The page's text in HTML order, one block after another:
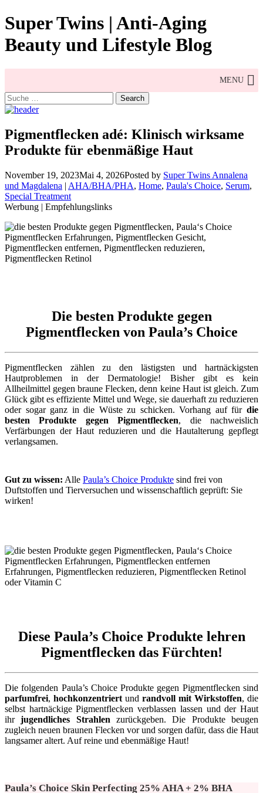
Skip
to
content
Super Twins | Anti-Aging
Beauty und Lifestyle Blog
MENU
Search
for:
Pigmentflecken adé: Klinisch wirksame
Produkte für ebenmäßige Haut
November 19, 2023Mai 4, 2026Posted by Super Twins Annalena
und Magdalena | AHA/BHA/PHA, Home, Paula's Choice, Serum,
Special Treatment
Werbung | Empfehlungslinks
Die besten Produkte gegen
Pigmentflecken von Paula’s Choice
Pigmentflecken zählen zu den lästigsten und hartnäckigsten
Hautproblemen in der Dermatologie! Bisher gibt es kein
Allheilmittel gegen braune Flecken, denn keine Haut ist gleich. Zum
Glück gibt es effiziente Mittel und Wege, sie dauerhaft zu reduzieren
oder sogar ganz in die Wüste zu schicken. Vorhang auf für die
besten Produkte gegen Pigmentflecken, die nachweislich
Verfärbungen der Haut reduzieren und die Hautalterung gepflegt
verlangsamen.
Gut zu wissen: Alle Paula’s Choice Produkte sind frei von
Duftstoffen und Tierversuchen und wissenschaftlich geprüft: Sie
wirken!
Diese Paula’s Choice Produkte lehren
Pigmentflecken das Fürchten!
Die folgenden Paula’s Choice Produkte gegen Pigmentflecken sind
parfumfrei, hochkonzentriert und randvoll mit Wirkstoffen, die
selbst hartnäckige Pigmentflecken verblassen lassen und der Haut
ihrjugendliches Strahlen zurückgeben. Die Produkte beugen
zugleich neuen braunen Flecken vor und sorgen dafür, dass die Haut
langsamer altert. Auf reine und ebenmäßige Haut!
Paula’s Choice Skin Perfecting 25% AHA + 2% BHA